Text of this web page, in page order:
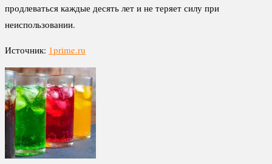
продлеваться каждые десять лет и не теряет силу при
неиспользовании.
Источник: 1prime.ru